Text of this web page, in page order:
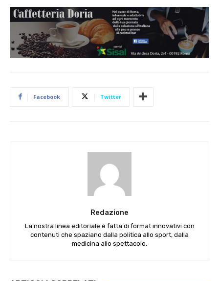
Facebook Twitter
Redazione
La nostra linea editoriale è fatta di format innovativi con
contenuti che spaziano dalla politica allo sport, dalla
medicina allo spettacolo.